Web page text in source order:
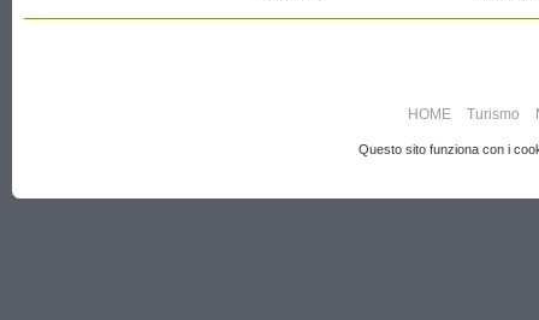
HOME Turismo
Questo sito funziona con i